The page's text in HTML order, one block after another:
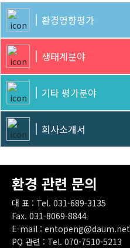
환경영향평가
생태계분야
기타 평가분야
회사소개서
환경 관련 문의
대 표 : Tel. 031-689-3135
Fax. 031-8069-8844
E-mail : entopeng@daum.net
PQ 관련 : Tel. 070-7510-5213